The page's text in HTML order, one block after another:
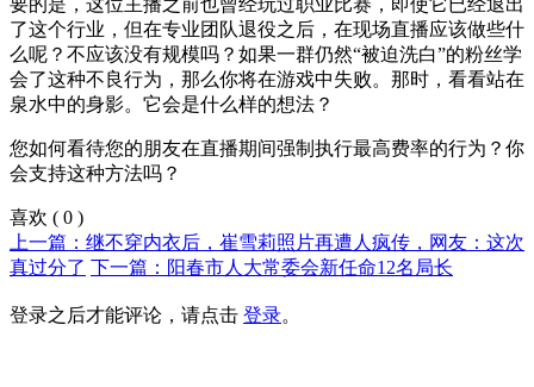
了这个行业，但在专业团队退役之后，在现场直播应该做些什
么呢？不应该没有规模吗？如果一群仍然“被迫洗白”的粉丝学
会了这种不良行为，那么你将在游戏中失败。那时，看看站在
泉水中的身影。它会是什么样的想法？
您如何看待您的朋友在直播期间强制执行最高费率的行为？你
会支持这种方法吗？
喜欢 ( 0 )
上一篇：继不穿内衣后，崔雪莉照片再遭人疯传，网友：这次
真过分了 下一篇：阳春市人大常委会新任命12名局长
登录之后才能评论，请点击 登录。